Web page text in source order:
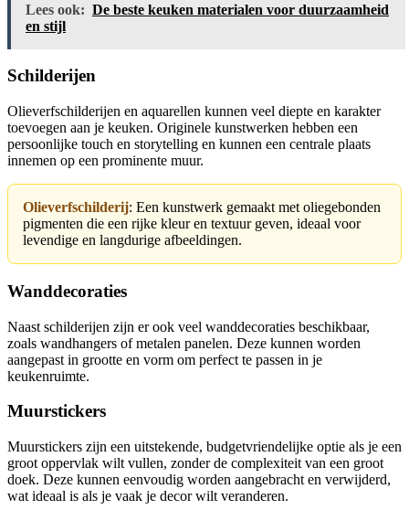
Lees ook: De beste keuken materialen voor duurzaamheid
en stijl
Schilderijen
Olieverfschilderijen en aquarellen kunnen veel diepte en karakter
toevoegen aan je keuken. Originele kunstwerken hebben een
persoonlijke touch en storytelling en kunnen een centrale plaats
innemen op een prominente muur.
Olieverfschilderij: Een kunstwerk gemaakt met oliegebonden
pigmenten die een rijke kleur en textuur geven, ideaal voor
levendige en langdurige afbeeldingen.
Wanddecoraties
Naast schilderijen zijn er ook veel wanddecoraties beschikbaar,
zoals wandhangers of metalen panelen. Deze kunnen worden
aangepast in grootte en vorm om perfect te passen in je
keukenruimte.
Muurstickers
Muurstickers zijn een uitstekende, budgetvriendelijke optie als je een
groot oppervlak wilt vullen, zonder de complexiteit van een groot
doek. Deze kunnen eenvoudig worden aangebracht en verwijderd,
wat ideaal is als je vaak je decor wilt veranderen.